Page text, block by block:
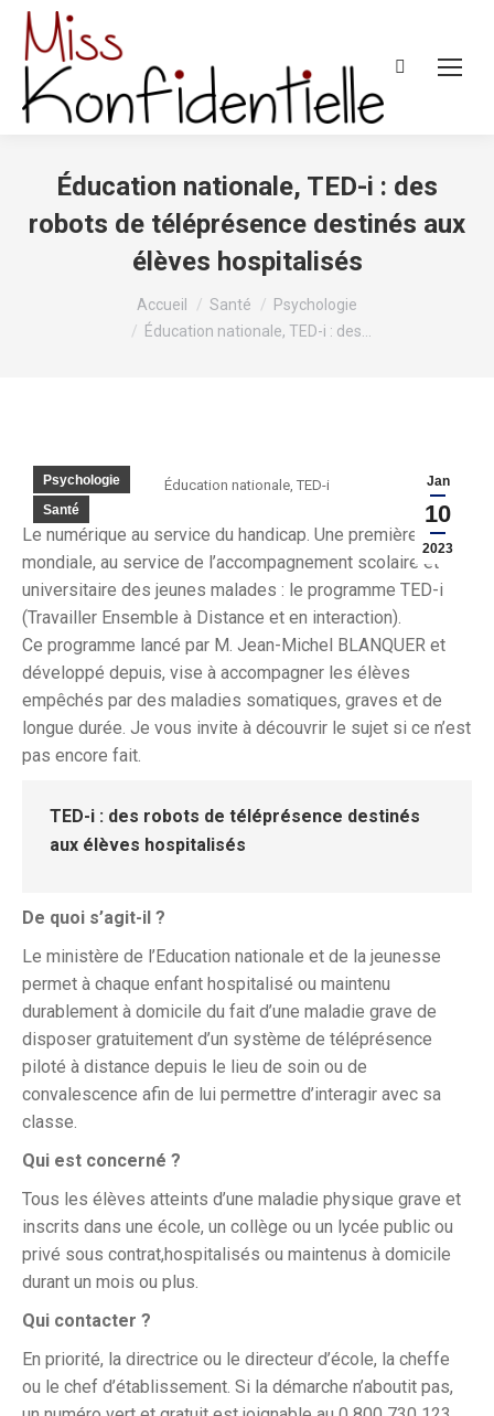
Recherche
Éducation nationale, TED-i : des
robots de téléprésence destinés aux
élèves hospitalisés
Accueil Santé
Psychologie
Éducation nationale, TED-i : des…
Jan
10
2023
Psychologie
Santé
Éducation nationale, TED-i
Le numérique au service du handicap. Une première
mondiale, au service de l’accompagnement scolaire et
universitaire des jeunes malades : le programme TED-i
(Travailler Ensemble à Distance et en interaction).
Ce programme lancé par M. Jean-Michel BLANQUER et
développé depuis, vise à accompagner les élèves
empêchés par des maladies somatiques, graves et de
longue durée. Je vous invite à découvrir le sujet si ce n’est
pas encore fait.
TED-i : des robots de téléprésence destinés
aux élèves hospitalisés
De quoi s’agit-il ?
Le ministère de l’Education nationale et de la jeunesse
permet à chaque enfant hospitalisé ou maintenu
durablement à domicile du fait d’une maladie grave de
disposer gratuitement d’un système de téléprésence
piloté à distance depuis le lieu de soin ou de
convalescence afin de lui permettre d’interagir avec sa
classe.
Qui est concerné ?
Tous les élèves atteints d’une maladie physique grave et
inscrits dans une école, un collège ou un lycée public ou
privé sous contrat,hospitalisés ou maintenus à domicile
durant un mois ou plus.
Qui contacter ?
En priorité, la directrice ou le directeur d’école, la cheffe
ou le chef d’établissement. Si la démarche n’aboutit pas,